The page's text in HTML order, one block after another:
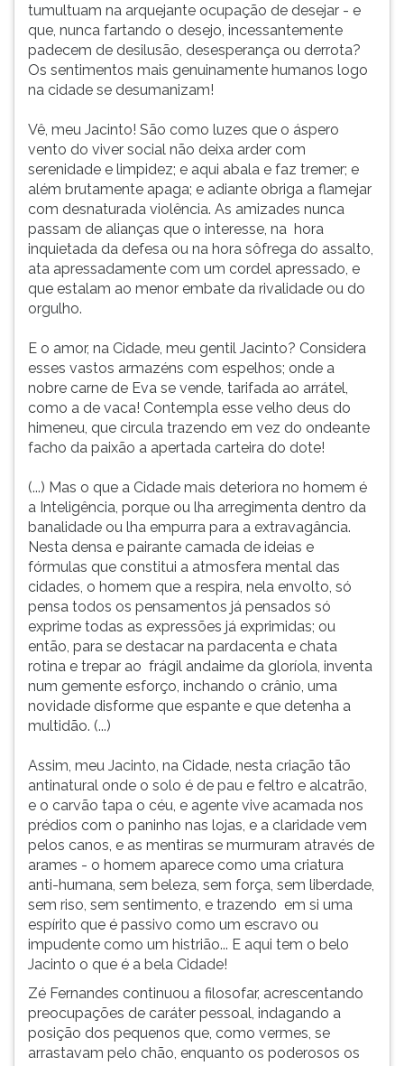
tumultuam na arquejante ocupação de desejar - e
que, nunca fartando o desejo, incessantemente
padecem de desilusão, desesperança ou derrota?
Os sentimentos mais genuinamente humanos logo
na cidade se desumanizam!
Vê, meu Jacinto! São como luzes que o áspero
vento do viver social não deixa arder com
serenidade e limpidez; e aqui abala e faz tremer; e
além brutamente apaga; e adiante obriga a flamejar
com desnaturada violência. As amizades nunca
passam de alianças que o interesse, na hora
inquietada da defesa ou na hora sôfrega do assalto,
ata apressadamente com um cordel apressado, e
que estalam ao menor embate da rivalidade ou do
orgulho.
E o amor, na Cidade, meu gentil Jacinto? Considera
esses vastos armazéns com espelhos; onde a
nobre carne de Eva se vende, tarifada ao arrátel,
como a de vaca! Contempla esse velho deus do
himeneu, que circula trazendo em vez do ondeante
facho da paixão a apertada carteira do dote!
(...) Mas o que a Cidade mais deteriora no homem é
a Inteligência, porque ou lha arregimenta dentro da
banalidade ou lha empurra para a extravagância.
Nesta densa e pairante camada de ideias e
fórmulas que constitui a atmosfera mental das
cidades, o homem que a respira, nela envolto, só
pensa todos os pensamentos já pensados só
exprime todas as expressões já exprimidas; ou
então, para se destacar na pardacenta e chata
rotina e trepar ao frágil andaime da gloríola, inventa
num gemente esforço, inchando o crânio, uma
novidade disforme que espante e que detenha a
multidão. (...)
Assim, meu Jacinto, na Cidade, nesta criação tão
antinatural onde o solo é de pau e feltro e alcatrão,
e o carvão tapa o céu, e agente vive acamada nos
prédios com o paninho nas lojas, e a claridade vem
pelos canos, e as mentiras se murmuram através de
arames - o homem aparece como uma criatura
anti-humana, sem beleza, sem força, sem liberdade,
sem riso, sem sentimento, e trazendo em si uma
espírito que é passivo como um escravo ou
impudente como um histrião... E aqui tem o belo
Jacinto o que é a bela Cidade!
Zé Fernandes continuou a filosofar, acrescentando
preocupações de caráter pessoal, indagando a
posição dos pequenos que, como vermes, se
arrastavam pelo chão, enquanto os poderosos os